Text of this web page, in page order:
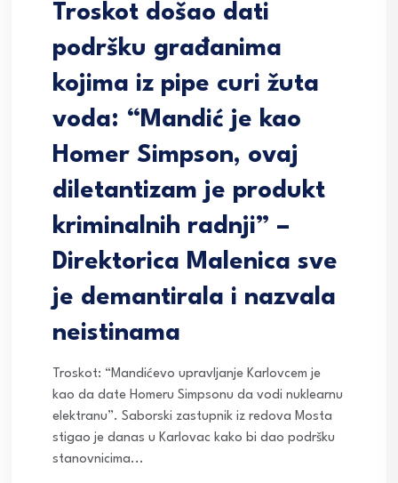
Troskot došao dati
podršku građanima
kojima iz pipe curi žuta
voda: “Mandić je kao
Homer Simpson, ovaj
diletantizam je produkt
kriminalnih radnji” –
Direktorica Malenica sve
je demantirala i nazvala
neistinama
Troskot: “Mandićevo upravljanje Karlovcem je
kao da date Homeru Simpsonu da vodi nuklearnu
elektranu”. Saborski zastupnik iz redova Mosta
stigao je danas u Karlovac kako bi dao podršku
stanovnicima...